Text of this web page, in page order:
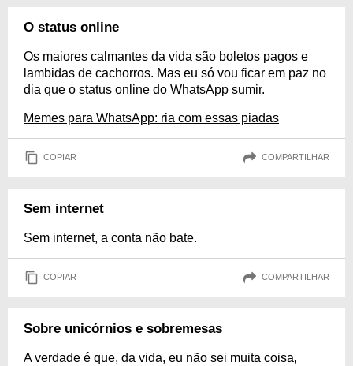
O status online
Os maiores calmantes da vida são boletos pagos e
lambidas de cachorros. Mas eu só vou ficar em paz no
dia que o status online do WhatsApp sumir.
Memes para WhatsApp: ria com essas piadas
COPIAR COMPARTILHAR
Sem internet
Sem internet, a conta não bate.
COPIAR COMPARTILHAR
Sobre unicórnios e sobremesas
A verdade é que, da vida, eu não sei muita coisa,